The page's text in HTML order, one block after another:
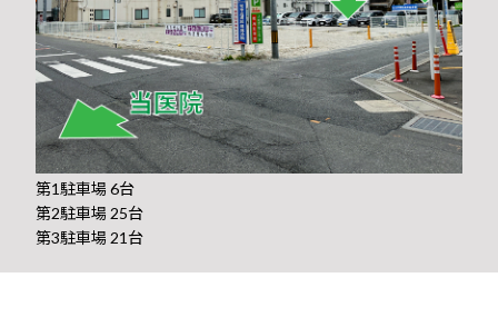
第1駐車場 6台
第2駐車場 25台
第3駐車場 21台